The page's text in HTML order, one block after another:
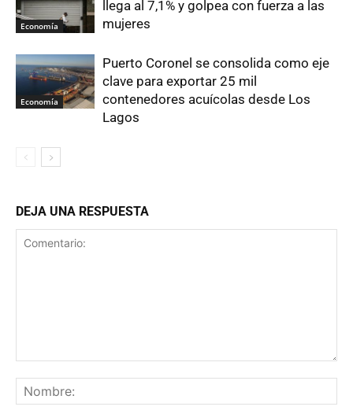
Economía
llega al 7,1% y golpea con fuerza a las
mujeres
Economía
Puerto Coronel se consolida como eje
clave para exportar 25 mil
contenedores acuícolas desde Los
Lagos
DEJA UNA RESPUESTA